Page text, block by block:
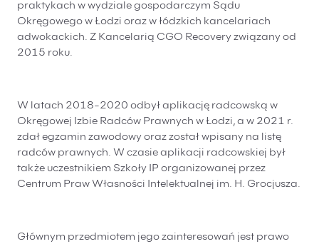
praktykach w wydziale gospodarczym Sądu
Okręgowego w Łodzi oraz w łódzkich kancelariach
adwokackich. Z Kancelarią CGO Recovery związany od
2015 roku.
W latach 2018-2020 odbył aplikację radcowską w
Okręgowej Izbie Radców Prawnych w Łodzi, a w 2021 r.
zdał egzamin zawodowy oraz został wpisany na listę
radców prawnych. W czasie aplikacji radcowskiej był
także uczestnikiem Szkoły IP organizowanej przez
Centrum Praw Własności Intelektualnej im. H. Grocjusza.
Głównym przedmiotem jego zainteresowań jest prawo